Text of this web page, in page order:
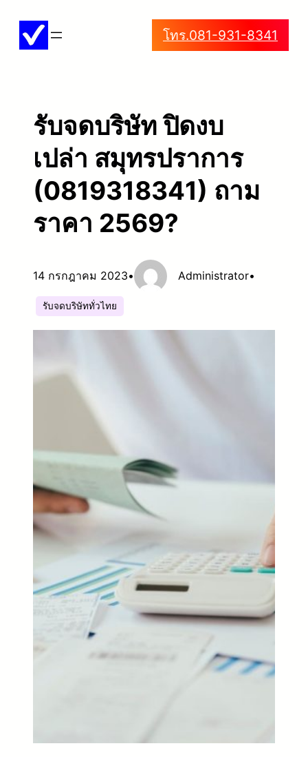
โทร.081-931-8341
รับจดบริษัท ปิดงบ
เปล่า สมุทรปราการ
(0819318341) ถาม
ราคา 2569?
14 กรกฎาคม 2023• Administrator•
รับจดบริษัททั่วไทย